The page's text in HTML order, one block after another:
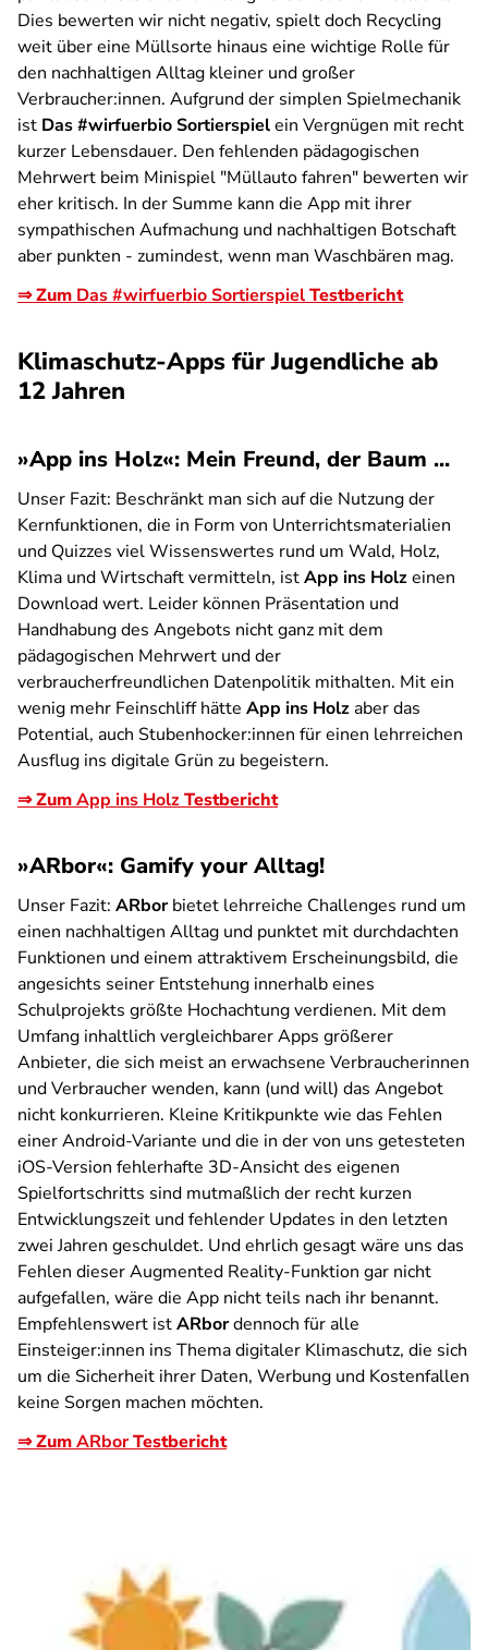
Dies bewerten wir nicht negativ, spielt doch Recycling
weit über eine Müllsorte hinaus eine wichtige Rolle für
den nachhaltigen Alltag kleiner und großer
Verbraucher:innen. Aufgrund der simplen Spielmechanik
ist Das #wirfuerbio Sortierspielein Vergnügen mit recht
kurzer Lebensdauer. Den fehlenden pädagogischen
Mehrwert beim Minispiel "Müllauto fahren" bewerten wir
eher kritisch. In der Summe kann die App mit ihrer
sympathischen Aufmachung und nachhaltigen Botschaft
aber punkten - zumindest, wenn man Waschbären mag.
⇒ Zum Das #wirfuerbio SortierspielTestbericht
Klimaschutz-Apps für Jugendliche ab
12 Jahren
»App ins Holz«: Mein Freund, der Baum ...
Unser Fazit: Beschränkt man sich auf die Nutzung der
Kernfunktionen, die in Form von Unterrichtsmaterialien
und Quizzes viel Wissenswertes rund um Wald, Holz,
Klima und Wirtschaft vermitteln, istApp ins Holzeinen
Download wert. Leider können Präsentation und
Handhabung des Angebots nicht ganz mit dem
pädagogischen Mehrwert und der
verbraucherfreundlichen Datenpolitik mithalten. Mit ein
wenig mehr Feinschliff hätte App ins Holzaber das
Potential, auch Stubenhocker:innen für einen lehrreichen
Ausflug ins digitale Grün zu begeistern.
⇒ ZumApp ins HolzTestbericht
»ARbor«: Gamify your Alltag!
Unser Fazit: ARborbietet lehrreiche Challenges rund um
einen nachhaltigen Alltag und punktet mit durchdachten
Funktionen und einem attraktivem Erscheinungsbild, die
angesichts seiner Entstehung innerhalb eines
Schulprojekts größte Hochachtung verdienen. Mit dem
Umfang inhaltlich vergleichbarer Apps größerer
Anbieter, die sich meist an erwachsene Verbraucherinnen
und Verbraucher wenden, kann (und will) das Angebot
nicht konkurrieren. Kleine Kritikpunkte wie das Fehlen
einer Android-Variante und die in der von uns getesteten
iOS-Version fehlerhafte 3D-Ansicht des eigenen
Spielfortschritts sind mutmaßlich der recht kurzen
Entwicklungszeit und fehlender Updates in den letzten
zwei Jahren geschuldet. Und ehrlich gesagt wäre uns das
Fehlen dieser Augmented Reality-Funktion gar nicht
aufgefallen, wäre die App nicht teils nach ihr benannt.
Empfehlenswert istARbordennoch für alle
Einsteiger:innen ins Thema digitaler Klimaschutz, die sich
um die Sicherheit ihrer Daten, Werbung und Kostenfallen
keine Sorgen machen möchten.
⇒ ZumARborTestbericht